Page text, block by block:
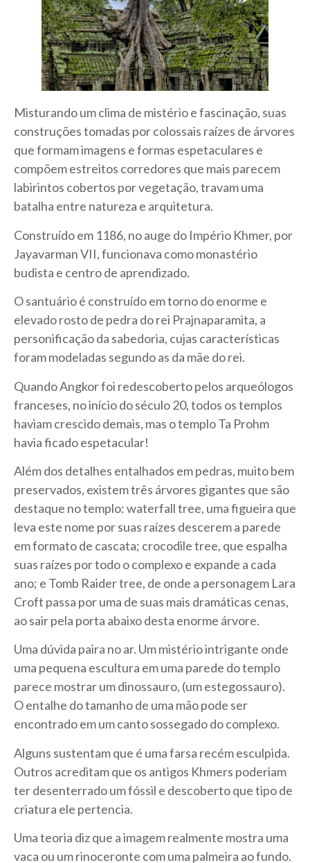
Misturando um clima de mistério e fascinação, suas
construções tomadas por colossais raízes de árvores
que formam imagens e formas espetaculares e
compõem estreitos corredores que mais parecem
labirintos cobertos por vegetação, travam uma
batalha entre natureza e arquitetura.
Construído em 1186, no auge do Império Khmer, por
Jayavarman VII, funcionava como monastério
budista e centro de aprendizado.
O santuário é construído em torno do enorme e
elevado rosto de pedra do rei Prajnaparamita, a
personificação da sabedoria, cujas características
foram modeladas segundo as da mãe do rei.
Quando Angkor foi redescoberto pelos arqueólogos
franceses, no início do século 20, todos os templos
haviam crescido demais, mas o templo Ta Prohm
havia ficado espetacular!
Além dos detalhes entalhados em pedras, muito bem
preservados, existem três árvores gigantes que são
destaque no templo: waterfall tree, uma figueira que
leva este nome por suas raízes descerem a parede
em formato de cascata; crocodile tree, que espalha
suas raízes por todo o complexo e expande a cada
ano; e Tomb Raider tree, de onde a personagem Lara
Croft passa por uma de suas mais dramáticas cenas,
ao sair pela porta abaixo desta enorme árvore.
Uma dúvida paira no ar. Um mistério intrigante onde
uma pequena escultura em uma parede do templo
parece mostrar um dinossauro, (um estegossauro).
O entalhe do tamanho de uma mão pode ser
encontrado em um canto sossegado do complexo.
Alguns sustentam que é uma farsa recém esculpida.
Outros acreditam que os antigos Khmers poderiam
ter desenterrado um fóssil e descoberto que tipo de
criatura ele pertencia.
Uma teoria diz que a imagem realmente mostra uma
vaca ou um rinoceronte com uma palmeira ao fundo.